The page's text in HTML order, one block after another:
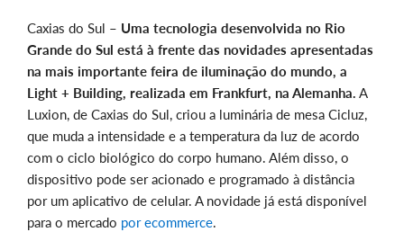
Caxias do Sul – Uma tecnologia desenvolvida no Rio
Grande do Sul está à frente das novidades apresentadas
na mais importante feira de iluminação do mundo, a
Light + Building, realizada em Frankfurt, na Alemanha. A
Luxion, de Caxias do Sul, criou a luminária de mesa Cicluz,
que muda a intensidade e a temperatura da luz de acordo
com o ciclo biológico do corpo humano. Além disso, o
dispositivo pode ser acionado e programado à distância
por um aplicativo de celular. A novidade já está disponível
para o mercado por ecommerce.